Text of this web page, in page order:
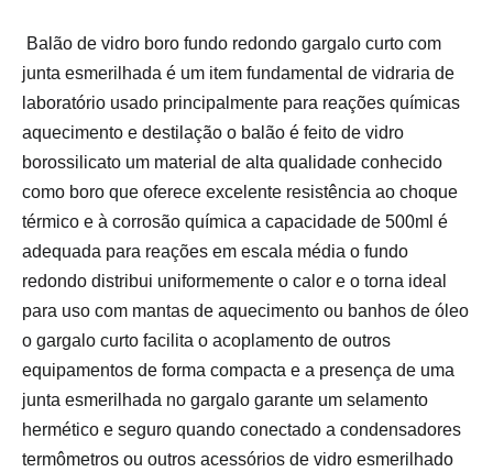
Balão de vidro boro fundo redondo gargalo curto com
junta esmerilhada é um item fundamental de vidraria de
laboratório usado principalmente para reações químicas
aquecimento e destilação o balão é feito de vidro
borossilicato um material de alta qualidade conhecido
como boro que oferece excelente resistência ao choque
térmico e à corrosão química a capacidade de 500ml é
adequada para reações em escala média o fundo
redondo distribui uniformemente o calor e o torna ideal
para uso com mantas de aquecimento ou banhos de óleo
o gargalo curto facilita o acoplamento de outros
equipamentos de forma compacta e a presença de uma
junta esmerilhada no gargalo garante um selamento
hermético e seguro quando conectado a condensadores
termômetros ou outros acessórios de vidro esmerilhado